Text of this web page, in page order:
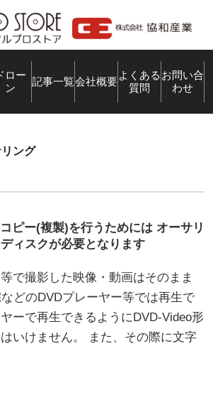
ロー
ン
記事一覧会社概要
よくある
質問
お問い合
わせ
ング
ピー(複製)を行うためには オーサリ
ィスクが必要となります
で撮影した映像・動画はそのまま
どのDVDプレーヤー等では再生で
ーで再生できるようにDVD-Video形
いけません。 また、その際に文字